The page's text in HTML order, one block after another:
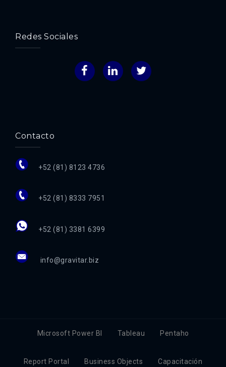
Redes Sociales
FacebookLinkedInTwitter
Contacto
+52 (81) 8123 4736
+52 (81) 8333 7951
+52 (81) 3381 6399
info@gravitar.biz
Microsoft Power BI Tableau Pentaho
Report Portal Business Objects Capacitación